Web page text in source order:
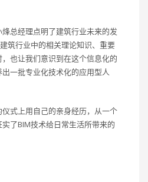
总经理点明了建筑行业未来的发
筑行业中的相关理论知识、重要
也让我们意识到在这个信息化的
一批专业化技术化的应用型人
式上用自己的亲身经历，从一个
了BIM技术给日常生活所带来的